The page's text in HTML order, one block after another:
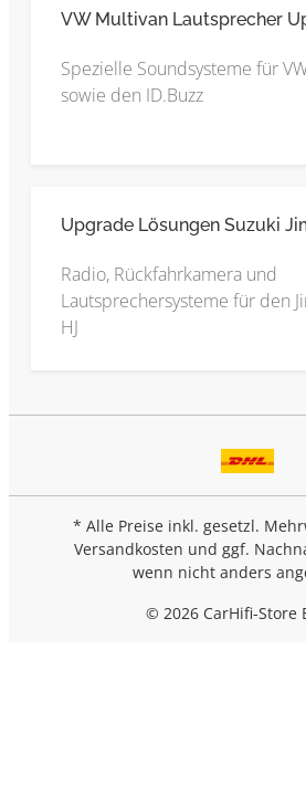
VW Multivan Lautsprecher
Spezielle Soundsysteme für
sowie den ID.Buzz
Upgrade Lösungen Suzuki
Radio, Rückfahrkamera und
Lautsprechersysteme für den
HJ
* Alle Preise inkl. gesetzl.
Versandkosten und ggf.
wenn nicht anders
© 2026 CarHifi-Store